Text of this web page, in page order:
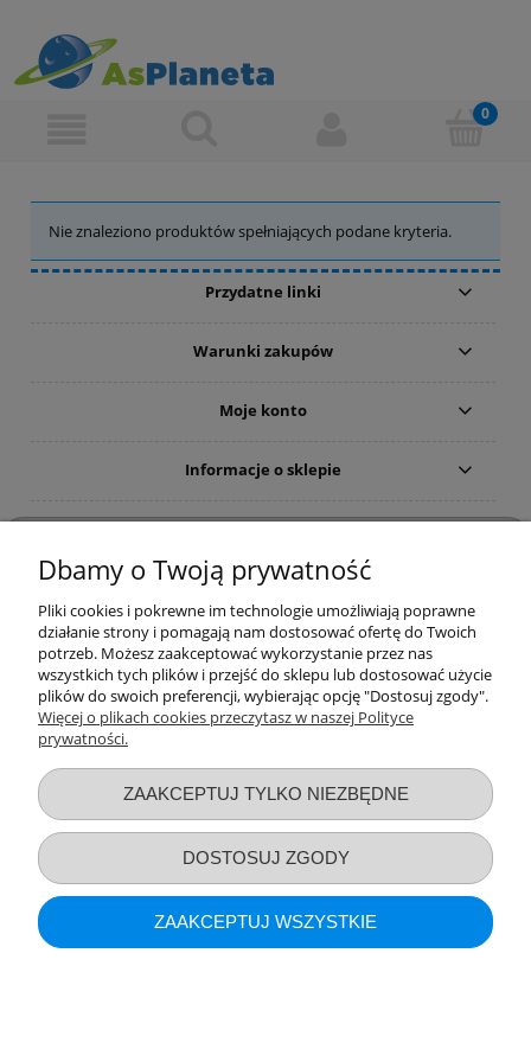
Nie znaleziono produktów spełniających podane kryteria.
Przydatne linki
Warunki zakupów
Moje konto
Informacje o sklepie
Sklep internetowy Shoper.pl
Dbamy o Twoją prywatność
Pliki cookies i pokrewne im technologie umożliwiają poprawne
działanie strony i pomagają nam dostosować ofertę do Twoich
potrzeb. Możesz zaakceptować wykorzystanie przez nas
wszystkich tych plików i przejść do sklepu lub dostosować użycie
plików do swoich preferencji, wybierając opcję "Dostosuj zgody".
Więcej o plikach cookies przeczytasz w naszej Polityce
prywatności.
ZAAKCEPTUJ TYLKO NIEZBĘDNE
DOSTOSUJ ZGODY
ZAAKCEPTUJ WSZYSTKIE